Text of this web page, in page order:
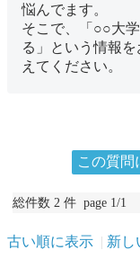
悩んでます。
そこで、「○○大
る」という情報
えてください。
この質問
総件数 2 件 page 1/1
古い順に表示 新し